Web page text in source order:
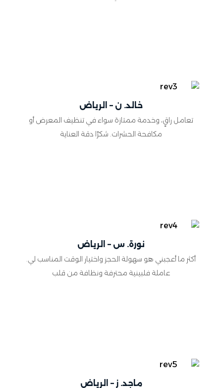
خالد. ن – الرياض
تعامل راقٍ، وخدمة ممتازة سواء في تنظيف المعرض أو
مكافحة الحشرات. شكرًا دقة العناية
نورة. س – الرياض
أكثر ما أعجبني هو سهولة الحجز واختيار الوقت المناسب لي.
عاملة فلبينية محترفة ونظافة من قلب
ماجد. ز – الرياض